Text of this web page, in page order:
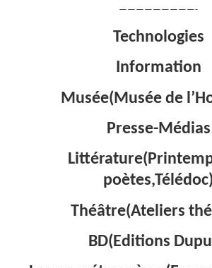
—————————-
Technologies
Information
Musée(Musée de
Presse-Médias
poètes,Télédoc)
Théâtre(Ateliers
BD(Editions